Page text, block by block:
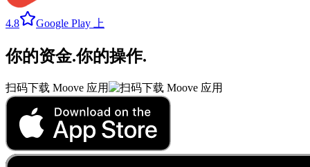
4.8 Google Play 上
你的资金.你的操作.
扫码下载 Moove 应用